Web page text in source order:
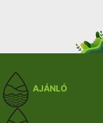
AJÁNLÓ